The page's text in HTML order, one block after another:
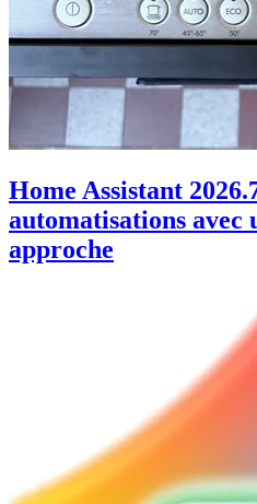
Home Assistant
automatisations avec
approche